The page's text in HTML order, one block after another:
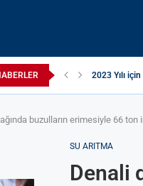
2023 Yılı
buzulların erimesiyle 66 ton
SU ARITMA
Denali